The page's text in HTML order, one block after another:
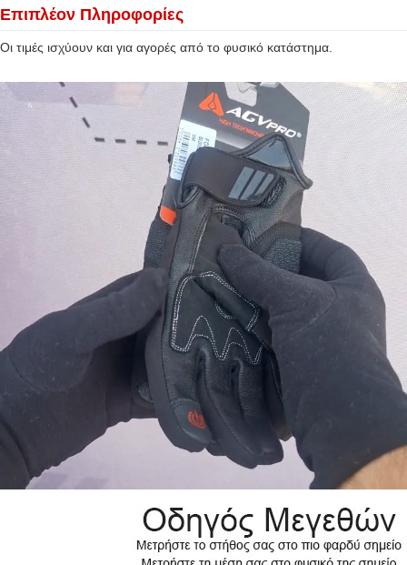
Επιπλέον Πληροφορίες
Οι τιμές ισχύουν και για αγορές από το φυσικό κατάστημα.